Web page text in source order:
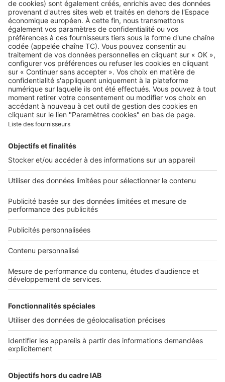
Retrouvez-nous sur …
A propos
Qui sommes-nous ?
Contacter le service client
Nous rejoindre
Presse
Nos applications
Découvrez nos applications
Services pro
Accès client
Informations légales